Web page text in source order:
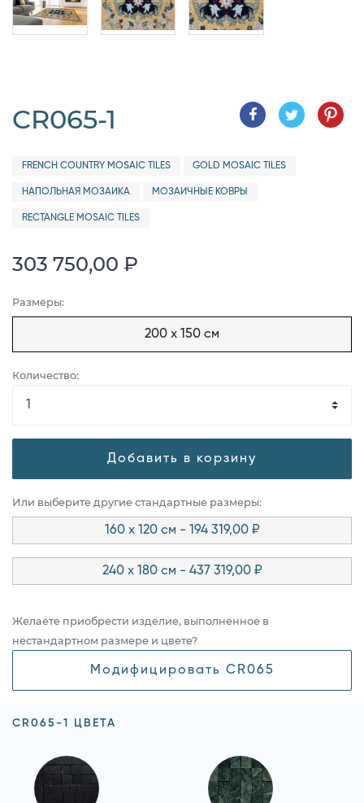
CR065-1
FRENCH COUNTRY MOSAIC TILES GOLD MOSAIC TILES
НАПОЛЬНАЯ МОЗАИКА МОЗАИЧНЫЕ КОВРЫ
RECTANGLE MOSAIC TILES
303 750,00 ₽
Размеры:
200 x 150 см
Количество:
Добавить в корзину
Или выберите другие стандартные размеры:
160 x 120 см - 194 319,00 ₽
240 x 180 см - 437 319,00 ₽
Желаете приобрести изделие, выполненное в
нестандартном размере и цвете?
Модифицировать CR065
CR065-1 ЦВЕТА